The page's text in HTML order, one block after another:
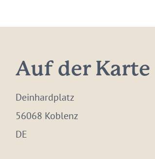
Auf der Karte
Deinhardplatz
56068 Koblenz
DE